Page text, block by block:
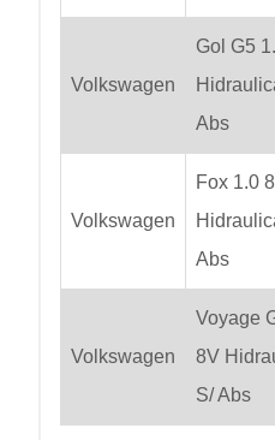
Volkswagen
Gol G5
Abs
Volkswagen
Fox 1.0
Abs
Volkswagen
Voyage
8V
S/ Abs